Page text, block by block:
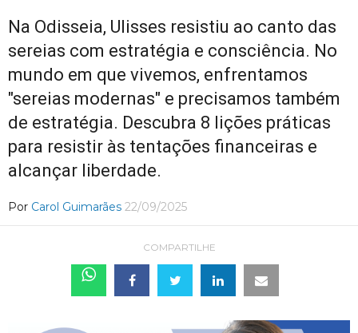
Na Odisseia, Ulisses resistiu ao canto das
sereias com estratégia e consciência. No
mundo em que vivemos, enfrentamos
"sereias modernas" e precisamos também
de estratégia. Descubra 8 lições práticas
para resistir às tentações financeiras e
alcançar liberdade.
Por Carol Guimarães 22/09/2025
COMPARTILHE